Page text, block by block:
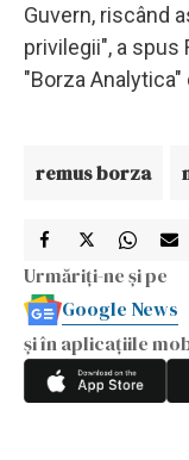
Guvern, riscând
privilegii", a spus
"Borza Analytica"
remus borza
Urmăriți-ne și pe
Google News
și în aplicațiile